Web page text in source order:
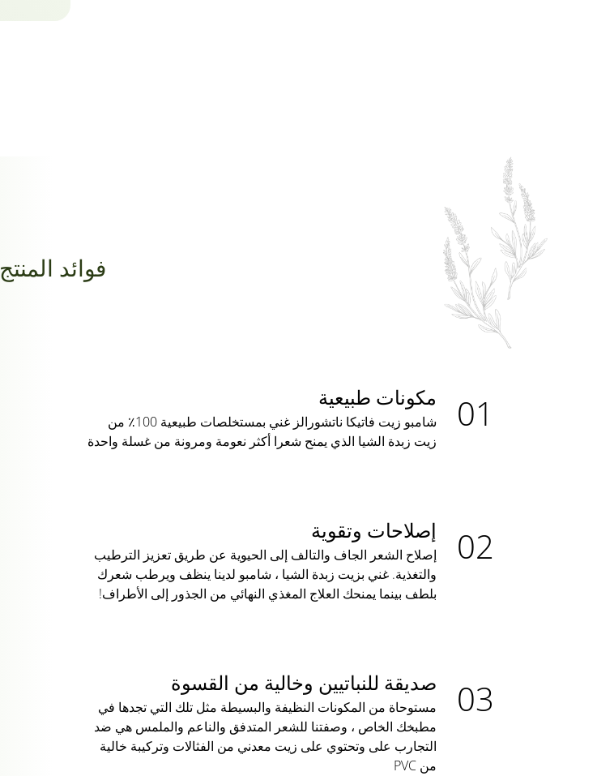
فوائد المنتج
مكونات طبيعية
شامبو زيت فاتيكا ناتشورالز غني بمستخلصات طبيعية 100٪ من
زيت زبدة الشيا الذي يمنح شعرا أكثر نعومة ومرونة من غسلة واحدة
إصلاحات وتقوية
إصلاح الشعر الجاف والتالف إلى الحيوية عن طريق تعزيز الترطيب
والتغذية. غني بزيت زبدة الشيا ، شامبو لدينا ينظف ويرطب شعرك
بلطف بينما يمنحك العلاج المغذي النهائي من الجذور إلى الأطراف!
صديقة للنباتيين وخالية من القسوة
مستوحاة من المكونات النظيفة والبسيطة مثل تلك التي تجدها في
مطبخك الخاص ، وصفتنا للشعر المتدفق والناعم والملمس هي ضد
التجارب على وتحتوي على زيت معدني من الفثالات وتركيبة خالية
من PVC